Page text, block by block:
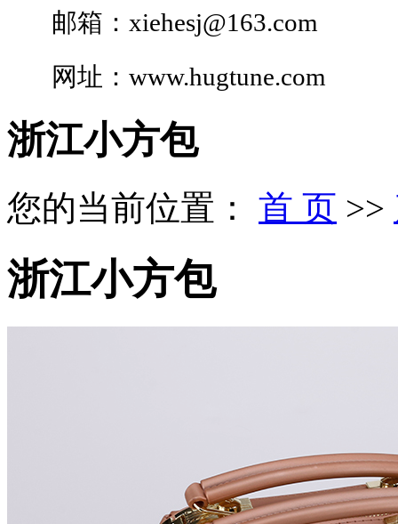
邮箱： xiehesj@163.com
网址： www.hugtune.com
浙江小方包
您的当前位置： 首 页 >>
浙江小方包